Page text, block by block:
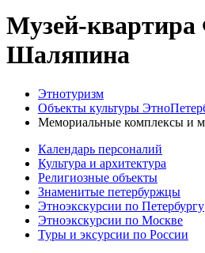
Музей-
Шаляпина
Этнотуризм
Объекты культуры
Мемориальные комплексы и
Календарь персоналий
Культура и архитектура
Религиозные объекты
Знаменитые петербуржцы
Этноэкскурсии по Петербургу
Этноэкскурсии по Москве
Туры и эксурсии по России